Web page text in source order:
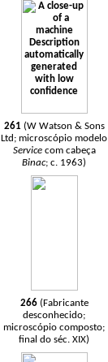
261 (W Watson & Sons
Ltd; microscópio modelo
Servicecom cabeça
Binac; c. 1963)
266 (Fabricante
desconhecido;
microscópio composto;
final do séc. XIX)